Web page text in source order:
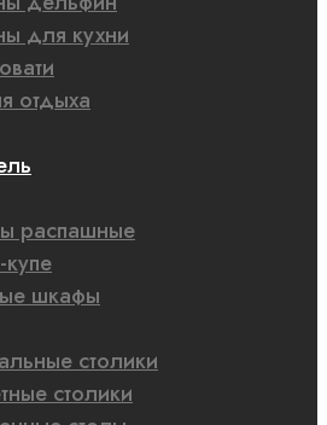
для кухни
отдыха
распашные
шкафы
столики
столики